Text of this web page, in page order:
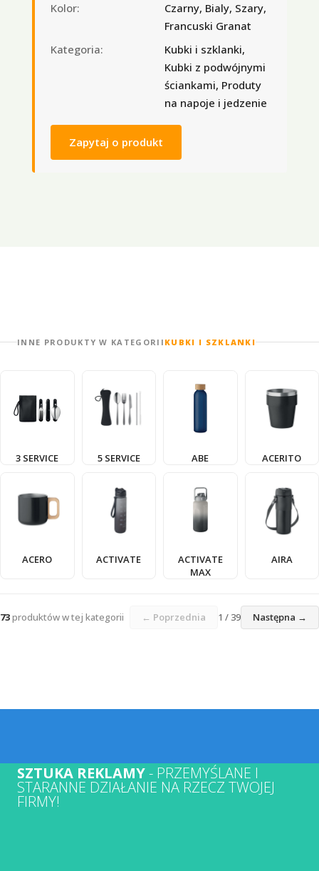
Kolor:
Czarny, Bialy, Szary,
Francuski Granat
Kategoria:
Kubki i szklanki,
Kubki z podwójnymi
ściankami, Produty
na napoje i jedzenie
Zapytaj o produkt
INNE PRODUKTY W KATEGORII KUBKI I SZKLANKI
3 SERVICE 5 SERVICE ABE ACERITO
ACERO ACTIVATE
ACTIVATE
MAX
AIRA
73produktów w tej kategorii ← Poprzednia 1 / 39 Następna →
SZTUKA REKLAMY- PRZEMYŚLANE I
STARANNE DZIAŁANIE NA RZECZ TWOJEJ
FIRMY!